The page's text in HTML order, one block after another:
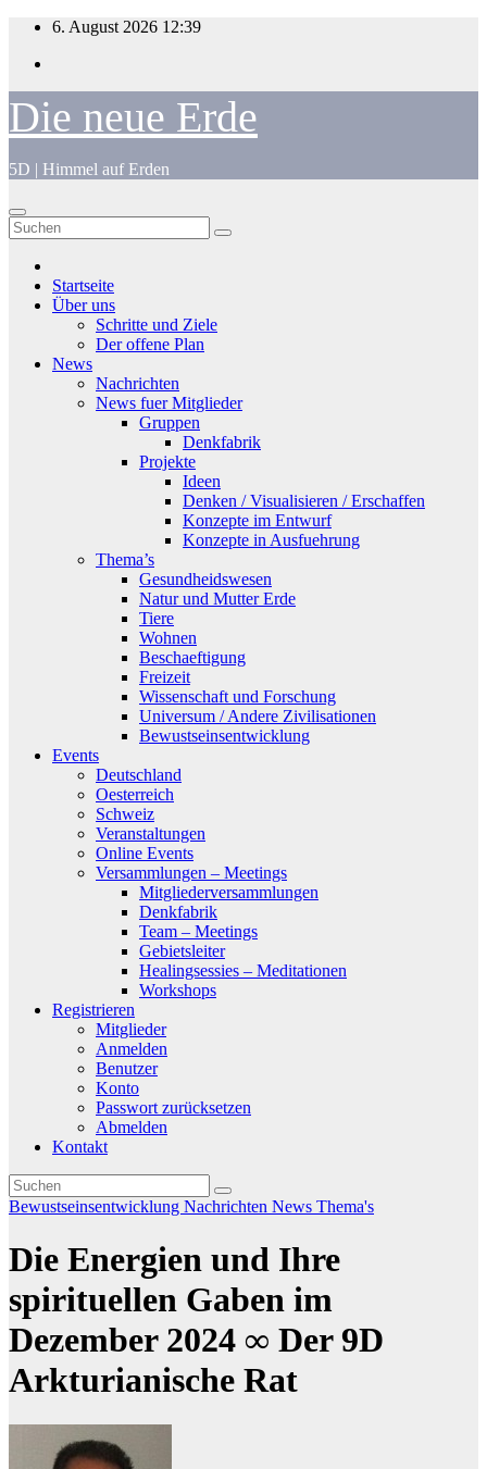
Zum
springen
6. August 2026 12:39
Die neue Erde
5D | Himmel auf Erden
Startseite
Über uns
Schritte und Ziele
Der offene Plan
News
Nachrichten
News fuer Mitglieder
Gruppen
Denkfabrik
Projekte
Ideen
Denken / Visualisieren / Erschaffen
Konzepte im Entwurf
Konzepte in Ausfuehrung
Thema’s
Gesundheidswesen
Natur und Mutter Erde
Tiere
Wohnen
Beschaeftigung
Freizeit
Wissenschaft und Forschung
Universum / Andere Zivilisationen
Bewustseinsentwicklung
Events
Deutschland
Oesterreich
Schweiz
Veranstaltungen
Online Events
Versammlungen – Meetings
Mitgliederversammlungen
Denkfabrik
Team – Meetings
Gebietsleiter
Healingsessies – Meditationen
Workshops
Registrieren
Mitglieder
Anmelden
Benutzer
Konto
Passwort zurücksetzen
Abmelden
Kontakt
Bewustseinsentwicklung Nachrichten News Thema's
Die Energien und Ihre
spirituellen Gaben im
Dezember 2024 ∞ Der 9D
Arkturianische Rat